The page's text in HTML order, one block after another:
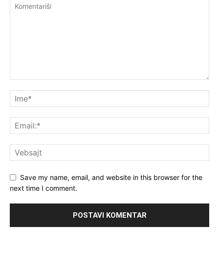
Save my name, email, and website in this browser for the
next time I comment.